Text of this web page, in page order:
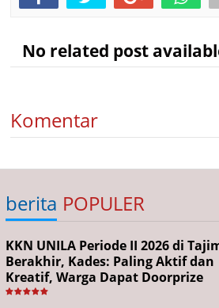
No related post
Komentar
berita POPULER
KKN UNILA Periode II 2026 di
Berakhir, Kades: Paling Aktif dan
Kreatif, Warga Dapat Doorprize